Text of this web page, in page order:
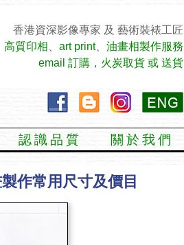
香港資深影像專家 及 藝術裝裱工匠
高質印相
art print、 油畫相製作服務
email 訂購，火炭取貨 或 送貨
認識品質 關於我們
作常用尺寸及價目